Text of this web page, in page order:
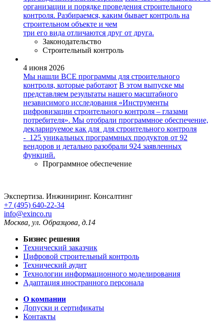
организации и порядке проведения строительного
контроля. Разбираемся, каким бывает контроль на
строительном объекте и чем
три его вида отличаются друг от друга.
Законодательство
Строительный контроль
4 июня 2026
Мы нашли ВСЕ программы для строительного
контроля, которые работают В этом выпуске мы
представляем результаты нашего масштабного
независимого исследования «Инструменты
цифровизации строительного контроля – глазами
потребителя». Мы отобрали программное обеспечение,
декларируемое как для для строительного контроля
- 125 уникальных программных продуктов от 92
вендоров и детально разобрали 924 заявленных
функций.
Программное обеспечение
Экспертиза. Инжиниринг. Консалтинг
+7 (495) 640-22-34
info@exinco.ru
Москва ул. Образцова, д.14
Бизнес решения
Технический заказчик
Цифровой строительный контроль
Технический аудит
Технологии информационного моделирования
Адаптация иностранного персонала
О компании
Допуски и сертификаты
Контакты